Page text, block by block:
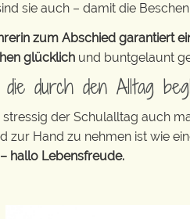
sie auch – damit die
zum Abschied garantiert
glücklich und buntgelaunt
die durch den Alltag
der Schulalltag auch
zur Hand zu nehmen ist wie
hallo Lebensfreude.